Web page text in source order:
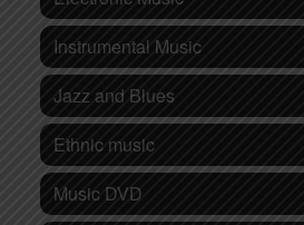
Instrumental Music
Jazz and Blues
Ethnic music
Music DVD